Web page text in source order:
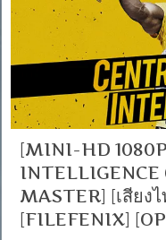
[MINI-HD
MASTER] [เสียง
[FILEFENIX]